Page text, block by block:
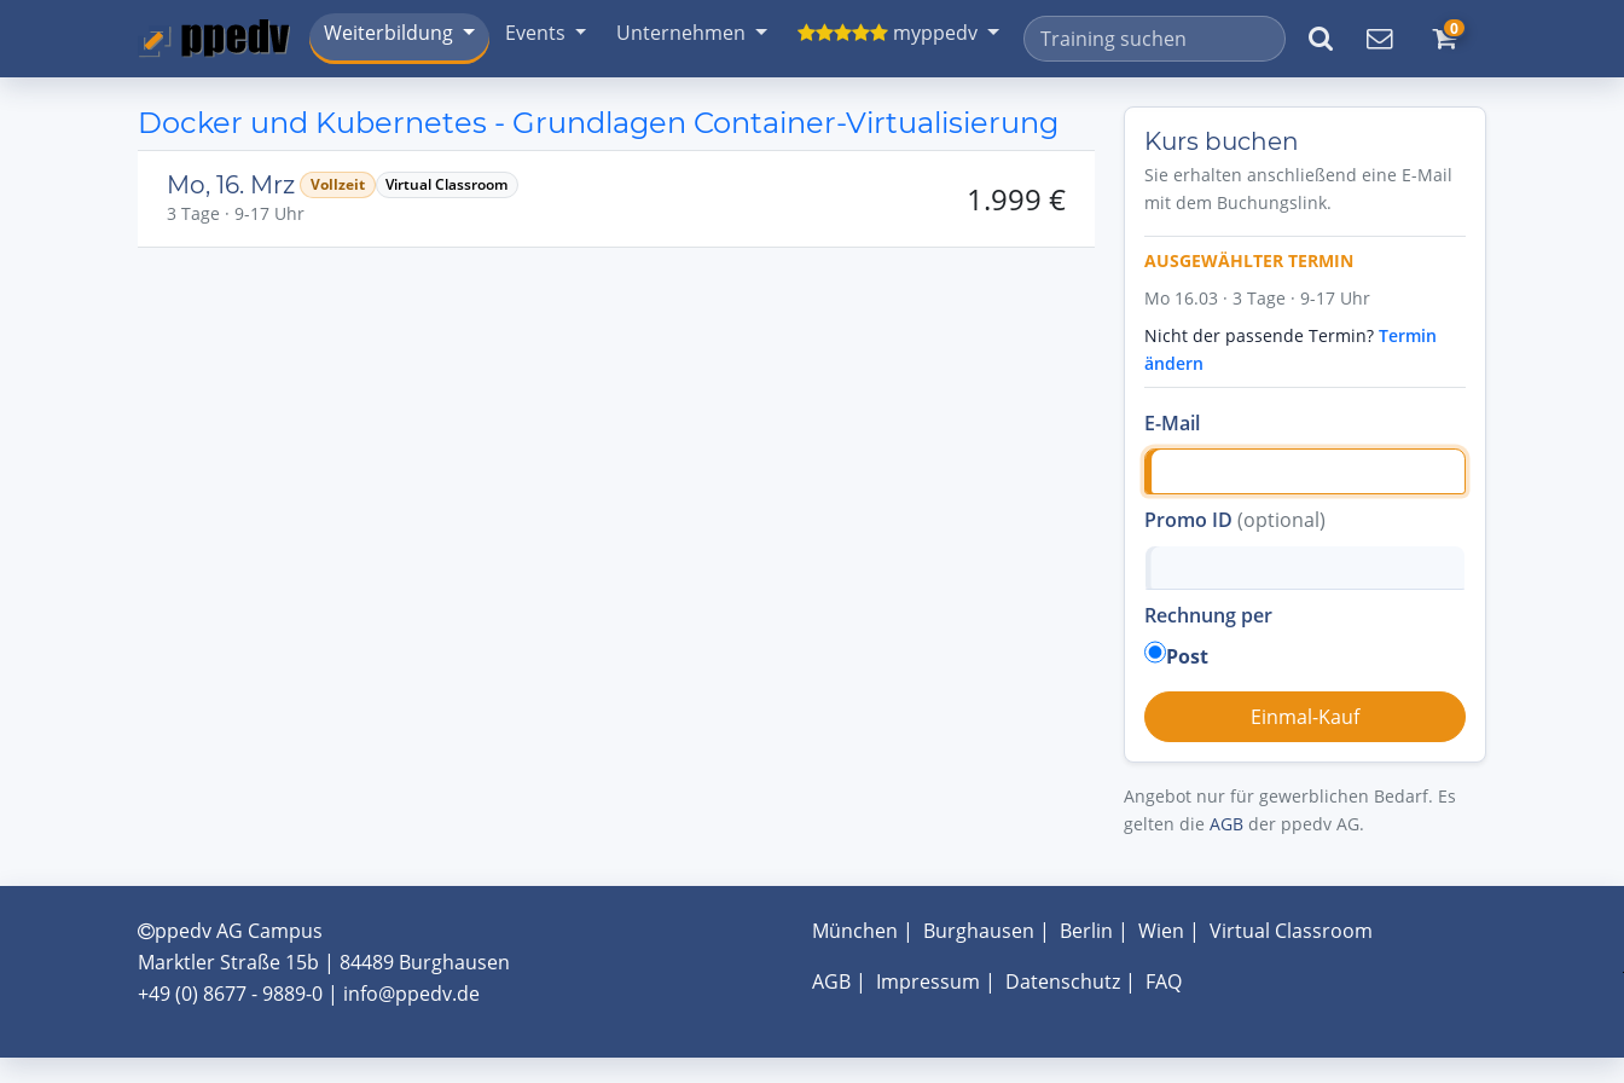
Weiterbildung Events Unternehmen myppedv 0
Docker und Kubernetes - Grundlagen Container-Virtualisierung
Mo, 16. Mrz Vollzeit Virtual Classroom
3 Tage · 9-17 Uhr 1.999 €
Kurs buchen
Sie erhalten anschließend eine E-Mail
mit dem Buchungslink.
AUSGEWÄHLTER TERMIN
Mo 16.03 · 3 Tage · 9-17 Uhr
Nicht der passende Termin? Termin
ändern
E-Mail
Promo ID (optional)
Rechnung per
Post
Angebot nur für gewerblichen Bedarf. Es
gelten die AGB der ppedv AG.
ppedv AG Campus
Marktler Straße 15b | 84489 Burghausen
+49 (0) 8677 - 9889-0 | info@ppedv.de
München | Burghausen | Berlin | Wien | Virtual Classroom
AGB| Impressum | Datenschutz| FAQ